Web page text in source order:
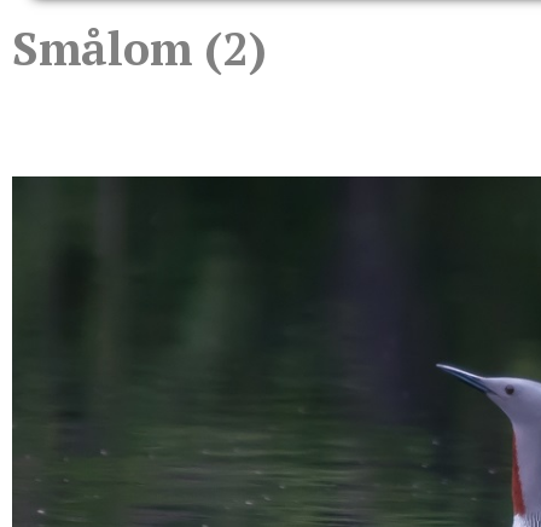
Smålom (2)